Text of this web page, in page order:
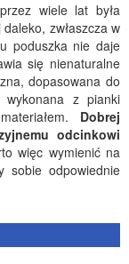
wiele lat była
zwłaszcza w
poduszka nie daje
się nienaturalne
dopasowana do
wykonana z pianki
Dobrej
odcinkowi
więc wymienić na
sobie odpowiednie